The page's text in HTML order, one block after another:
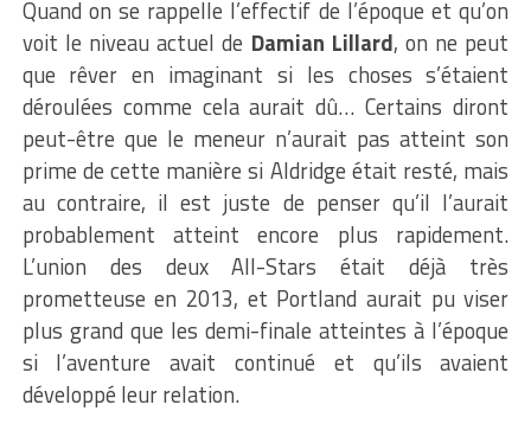
Quand on se rappelle l’effectif de l’époque et qu’on
voit le niveau actuel de Damian Lillard, on ne peut
que rêver en imaginant si les choses s’étaient
déroulées comme cela aurait dû… Certains diront
peut-être que le meneur n’aurait pas atteint son
prime de cette manière si Aldridge était resté, mais
au contraire, il est juste de penser qu’il l’aurait
probablement atteint encore plus rapidement.
L’union des deux All-Stars était déjà très
prometteuse en 2013, et Portland aurait pu viser
plus grand que les demi-finale atteintes à l’époque
si l’aventure avait continué et qu’ils avaient
développé leur relation.